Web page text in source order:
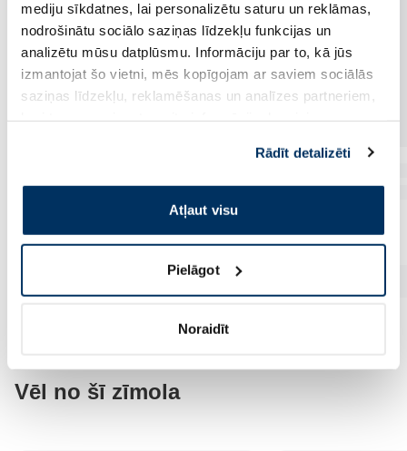
mediju sīkdatnes, lai personalizētu saturu un reklāmas,
nodrošinātu sociālo saziņas līdzekļu funkcijas un
analizētu mūsu datplūsmu. Informāciju par to, kā jūs
izmantojat šo vietni, mēs kopīgojam ar saviem sociālās
saziņas līdzekļu, reklamēšanas un analīzes partneriem,
pakalpojumus. Ja piekrītat šo papildu sīkdatņu
izmantošanai, lūdzu, atzīmējiet savu izvēli:
Rādīt detalizēti
Atļaut visu
Pielāgot
Noraidīt
Vēl no šī zīmola